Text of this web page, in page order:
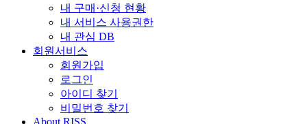
내 구매·신청 현황
내 서비스 사용권한
내 관심 DB
회원서비스
회원가입
로그인
아이디 찾기
비밀번호 찾기